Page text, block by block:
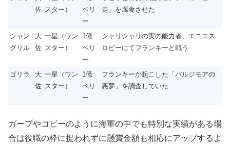
佐 スター）
ベリ
ー
走」を腐食させた
シャン
グリル
大
佐
一星（ワン
スター）
1億
ベリ
ー
シャリシャリの実の能力者、エニエス
ロビーにてフランキーと戦う
ゴリラ
大
佐
一星（ワン
スター）
1億
ベリ
ー
フランキーが起こした「バルジモアの
悪夢」を調査していた
ガープやコビーのように海軍の中でも特別な実績がある場
合は役職の枠に捉われずに懸賞金額も相応にアップするよ